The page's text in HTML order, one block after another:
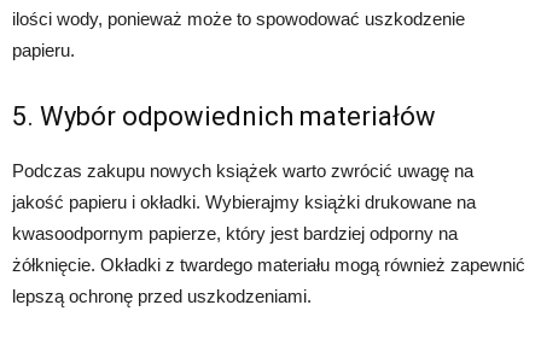
ilości wody, ponieważ może to spowodować uszkodzenie
papieru.
5. Wybór odpowiednich materiałów
Podczas zakupu nowych książek warto zwrócić uwagę na
jakość papieru i okładki. Wybierajmy książki drukowane na
kwasoodpornym papierze, który jest bardziej odporny na
żółknięcie. Okładki z twardego materiału mogą również zapewnić
lepszą ochronę przed uszkodzeniami.